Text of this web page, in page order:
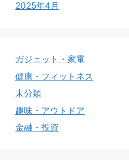
2025年4月
ガジェット・家電
健康・フィットネス
未分類
趣味・アウトドア
金融・投資